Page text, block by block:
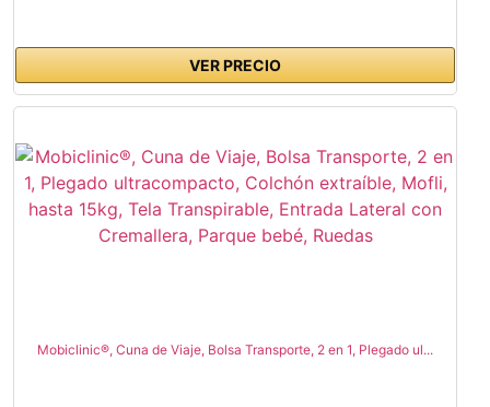
VER PRECIO
Mobiclinic®, Cuna de Viaje, Bolsa Transporte, 2 en 1, Plegado ul...